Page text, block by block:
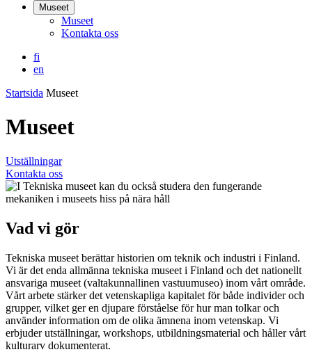
Museet
Museet
Kontakta oss
fi
en
Startsida Museet
Museet
Utställningar
Kontakta oss
Vad vi gör
Tekniska museet berättar historien om teknik och industri i Finland.
Vi är det enda allmänna tekniska museet i Finland och det nationellt
ansvariga museet (valtakunnallinen vastuumuseo) inom vårt område.
Vårt arbete stärker det vetenskapliga kapitalet för både individer och
grupper, vilket ger en djupare förståelse för hur man tolkar och
använder information om de olika ämnena inom vetenskap. Vi
erbjuder utställningar, workshops, utbildningsmaterial och håller vårt
kulturarv dokumenterat.